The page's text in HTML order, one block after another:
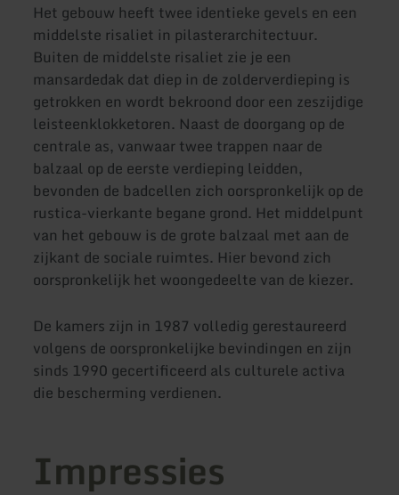
Het gebouw heeft twee identieke gevels en een
middelste risaliet in pilasterarchitectuur.
Buiten de middelste risaliet zie je een
mansardedak dat diep in de zolderverdieping is
getrokken en wordt bekroond door een zeszijdige
leisteenklokketoren. Naast de doorgang op de
centrale as, vanwaar twee trappen naar de
balzaal op de eerste verdieping leidden,
bevonden de badcellen zich oorspronkelijk op de
rustica-vierkante begane grond. Het middelpunt
van het gebouw is de grote balzaal met aan de
zijkant de sociale ruimtes. Hier bevond zich
oorspronkelijk het woongedeelte van de kiezer.
De kamers zijn in 1987 volledig gerestaureerd
volgens de oorspronkelijke bevindingen en zijn
sinds 1990 gecertificeerd als culturele activa
die bescherming verdienen.
Impressies